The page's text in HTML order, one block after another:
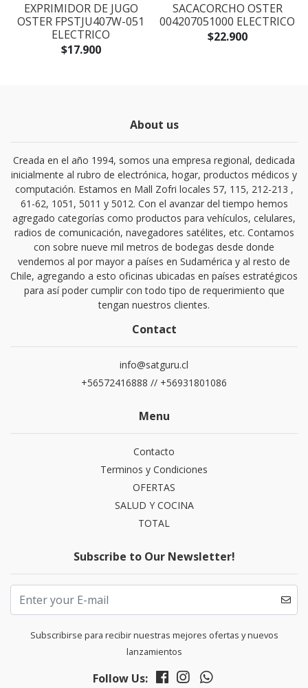
EXPRIMIDOR DE JUGO
OSTER FPSTJU407W-051
ELECTRICO
$17.900
SACACORCHO OSTER
004207051000 ELECTRICO
$22.900
About us
Creada en el año 1994, somos una empresa regional, dedicada
inicialmente al rubro de electrónica, hogar, productos médicos y
computación. Estamos en Mall Zofri locales 57, 115, 212-213 ,
61-62, 1051, 5011 y 5012. Con el avanzar del tiempo hemos
agregado categorías como productos para vehículos, celulares,
radios de comunicación, navegadores satélites, etc. Contamos
con sobre nueve mil metros de bodegas desde donde
vendemos al por mayor a países en Sudamérica y al resto de
Chile, agregando a esto oficinas ubicadas en países estratégicos
para así poder cumplir con todo tipo de requerimiento que
tengan nuestros clientes.
Contact
info@satguru.cl
+56572416888 // +56931801086
Menu
Contacto
Terminos y Condiciones
OFERTAS
SALUD Y COCINA
TOTAL
Subscribe to Our Newsletter!
Subscribirse para recibir nuestras mejores ofertas y nuevos
lanzamientos
Follow Us: